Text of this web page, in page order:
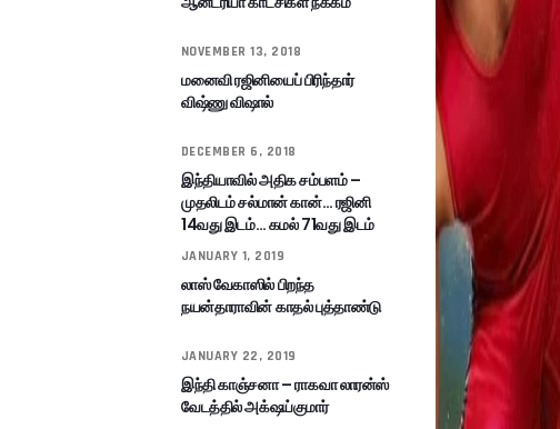
NOVEMBER 13, 2018
மனைவி ரஜினியைப் பிரிந்தார்
விஷ்ணு விஷால்
DECEMBER 6, 2018
இந்தியாவில் அதிக சம்பளம் –
முதலிடம் சல்மான் கான்… ரஜினி
14வது இடம்… கமல் 71வது இடம்
JANUARY 1, 2019
லாஸ் வேகாஸில் பிறந்த
நயன்தாராவின் காதல் புத்தாண்டு
JANUARY 22, 2019
இந்தி காஞ்சனா – ராகவா லாரன்ஸ்
வேடத்தில் அக்‌ஷய்குமார்